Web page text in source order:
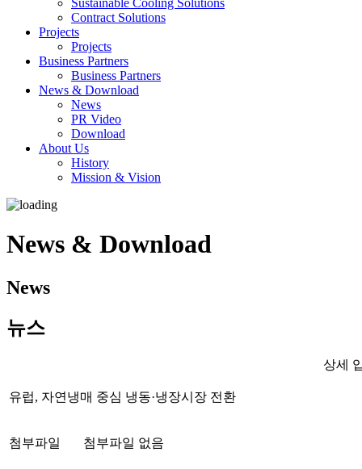
Sustainable Cooling Solutions
Contract Solutions
Projects
Projects
Business Partners
Business Partners
News & Download
News
PR Video
Download
About Us
History
Mission & Vision
News & Download
News
뉴스
상세
유럽, 자연냉매 중심 냉동·냉장시장 전환
첨부파일 첨부파일 없음